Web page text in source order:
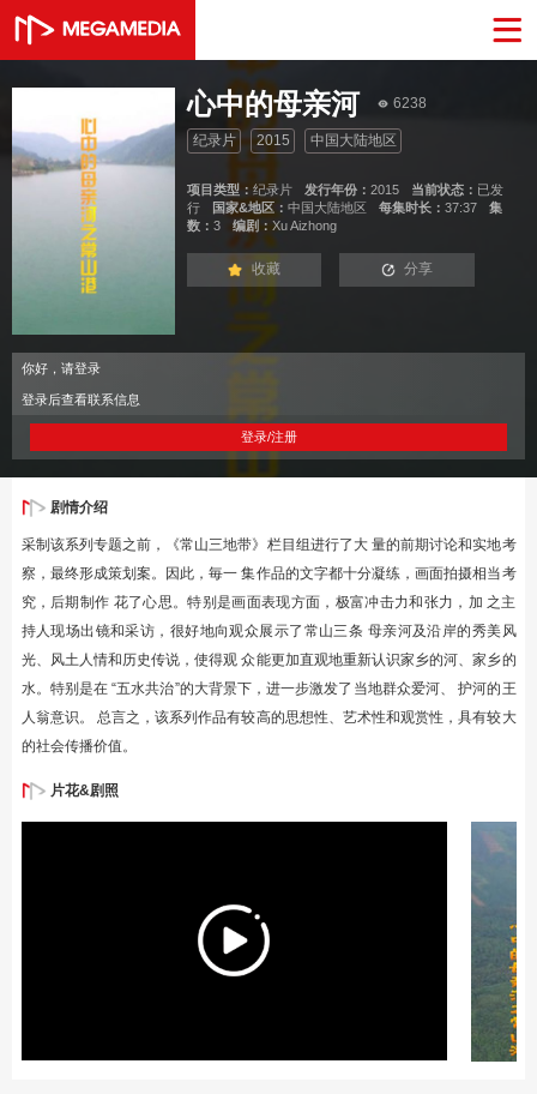
心中的母亲河 6238
纪录片 2015 中国大陆地区
项目类型： 纪录片 发行年份： 2015 当前状态： 已发
行
国家&地区： 中国大陆地区 每集时长： 37:37
集
数： 3 编剧：Xu Aizhong
收藏 分享
你好，请登录
登录后查看联系信息
登录/注册
剧情介绍
采制该系列专题之前，《常山三地带》栏目组进行了大 量的前期讨论和实地考
察，最终形成策划案。因此，毎一 集作品的文字都十分凝练，画面拍摄相当考
究，后期制作 花了心思。特别是画面表现方面，极富冲击力和张力，加 之主
持人现场出镜和采访，很好地向观众展示了常山三条 母亲河及沿岸的秀美风
光、风土人情和历史传说，使得观 众能更加直观地重新认识家乡的河、家乡的
水。特别是在 “五水共治”的大背景下，进一步激发了当地群众爱河、 护河的王
人翁意识。 总言之，该系列作品有较高的思想性、艺术性和观赏性，具有较大
的社会传播价值。
片花&剧照